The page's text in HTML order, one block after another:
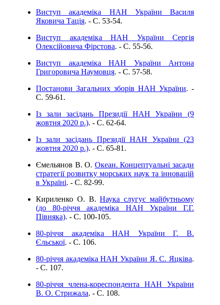
Виступ академіка НАН України Василя
Яковича Тація. - C. 53-54.
Виступ академіка НАН України Сергія
Олексійовича Фірстова. - C. 55-56.
Виступ академіка НАН України Антона
Григоровича Наумовця. - C. 57-58.
Постанови Загальних зборів НАН України. -
C. 59-61.
Із зали засідань Президії НАН України (9
жовтня 2020 р.). - C. 62-64.
Із зали засідань Президії НАН України (23
жовтня 2020 р.). - C. 65-81.
Ємельянов В. О. Океан. Концептуальні засади
стратегії розвитку морських наук та інновацій
в Україні. - C. 82-99.
Кириленко О. В.Наука слугує майбутньому
(до 80-річчя академіка НАН України Г.Г.
Півняка). - C. 100-105.
80-річчя академіка НАН України Г. В.
Єльської. - C. 106.
80-річчя академіка НАН України Я. С. Яцківа.
- C. 107.
80-річчя члена-кореспондента НАН України
В. О. Стрижала. - C. 108.